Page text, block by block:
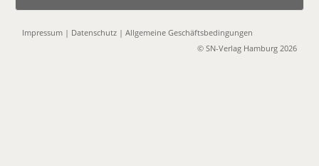
Impressum | Datenschutz |Allgemeine Geschäftsbedingungen
© SN-Verlag Hamburg 2026